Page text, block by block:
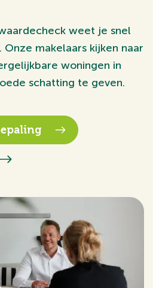
weet je snel
makelaars kijken naar
woningen in
schatting te geven.